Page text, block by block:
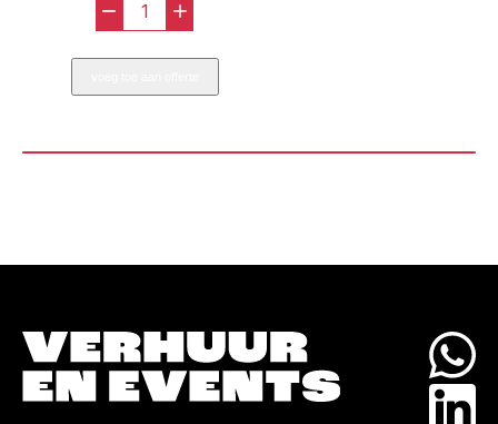
-
Snijplank
Klein
aantal
+